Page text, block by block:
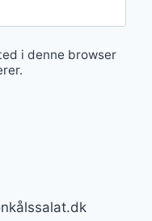
i denne browser